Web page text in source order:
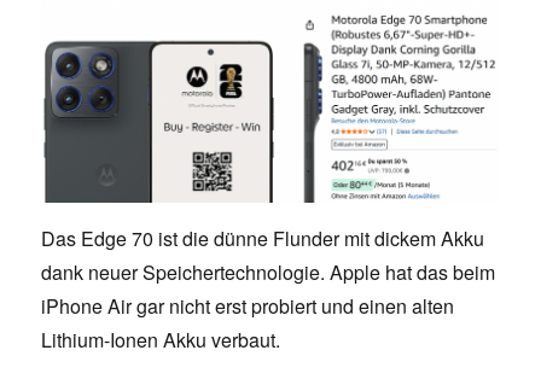
Das Edge 70 ist die dünne Flunder mit dickem Akku
dank neuer Speichertechnologie. Apple hat das beim
iPhone Air gar nicht erst probiert und einen alten
Lithium-Ionen Akku verbaut.